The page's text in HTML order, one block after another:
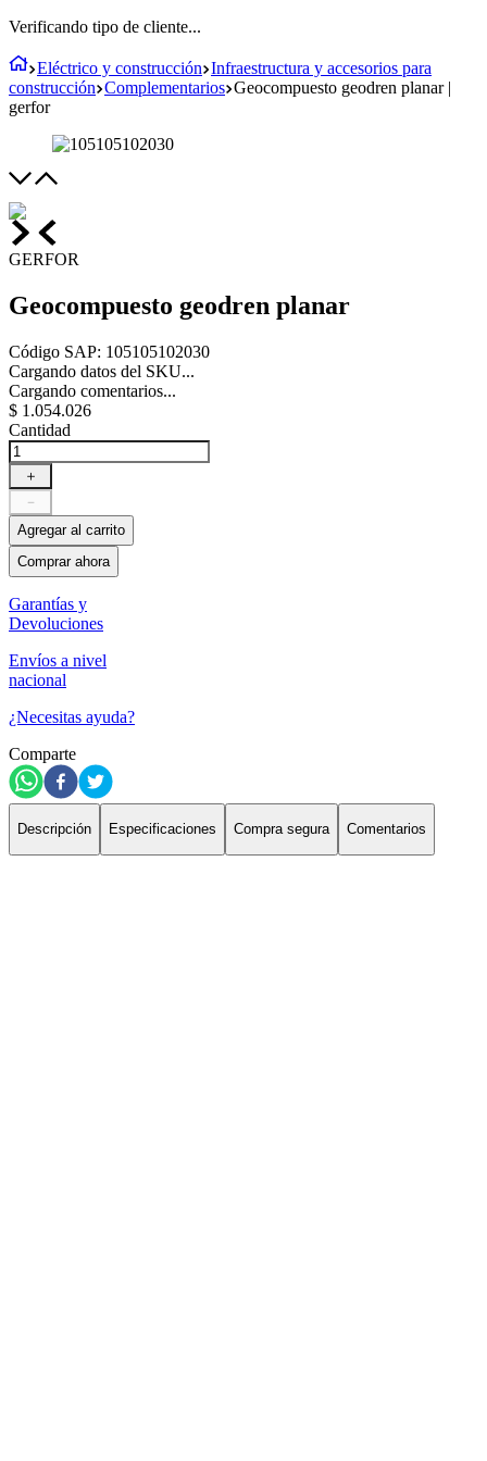
Verificando tipo de cliente...
Eléctrico y construcción Infraestructura y accesorios para
construcción Complementarios Geocompuesto geodren planar |
gerfor
GERFOR
Geocompuesto geodren planar
Código SAP: 105105102030
Cargando datos del SKU...
Cargando comentarios...
$ 1 .054.026
Cantidad
＋
－
Agregar al carrito
Comprar ahora
Garantías y
Devoluciones
Envíos a nivel
nacional
¿Necesitas ayuda?
Comparte
Descripción Especificaciones Compra segura Comentarios